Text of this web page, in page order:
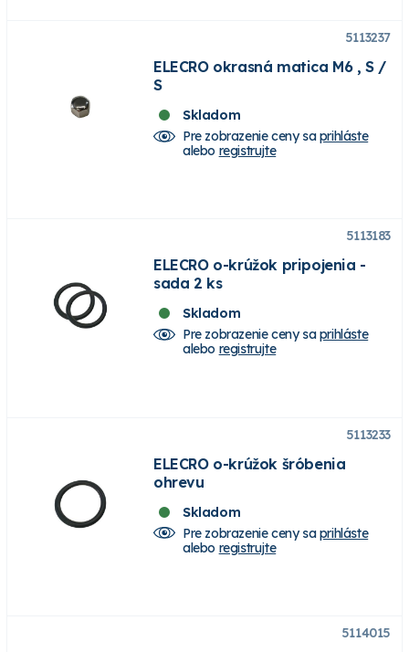
5113237
ELECRO okrasná matica M6 , S /
S
Skladom
Pre zobrazenie ceny saprihláste
alebo registrujte
5113183
ELECRO o-krúžok pripojenia -
sada 2 ks
Skladom
Pre zobrazenie ceny saprihláste
alebo registrujte
5113233
ELECRO o-krúžok šróbenia
ohrevu
Skladom
Pre zobrazenie ceny saprihláste
alebo registrujte
5114015